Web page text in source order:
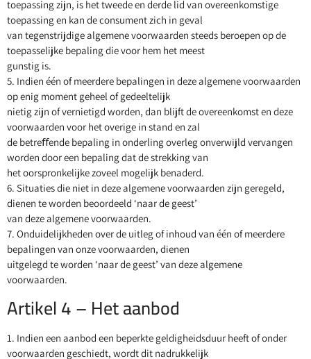
toepassing zijn, is het tweede en derde lid van overeenkomstige
toepassing en kan de consument zich in geval
van tegenstrijdige algemene voorwaarden steeds beroepen op de
toepasselijke bepaling die voor hem het meest
gunstig is.
5. Indien één of meerdere bepalingen in deze algemene voorwaarden
op enig moment geheel of gedeeltelijk
nietig zijn of vernietigd worden, dan blijft de overeenkomst en deze
voorwaarden voor het overige in stand en zal
de betreﬀende bepaling in onderling overleg onverwijld vervangen
worden door een bepaling dat de strekking van
het oorspronkelijke zoveel mogelijk benaderd.
6. Situaties die niet in deze algemene voorwaarden zijn geregeld,
dienen te worden beoordeeld ‘naar de geest’
van deze algemene voorwaarden.
7. Onduidelijkheden over de uitleg of inhoud van één of meerdere
bepalingen van onze voorwaarden, dienen
uitgelegd te worden ‘naar de geest’ van deze algemene
voorwaarden.
Artikel 4 – Het aanbod
1. Indien een aanbod een beperkte geldigheidsduur heeft of onder
voorwaarden geschiedt, wordt dit nadrukkelijk